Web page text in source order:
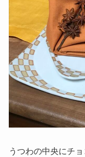
うつわの中央にチ